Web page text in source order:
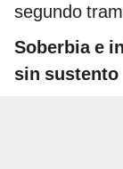
segundo
Soberbia e
sin sustento